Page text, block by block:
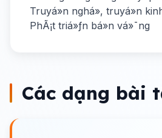
Truyá»n nghá», truyá»n
PhÃ¡t triá»ƒn bá»n vá»¯ng
Các dạng bài